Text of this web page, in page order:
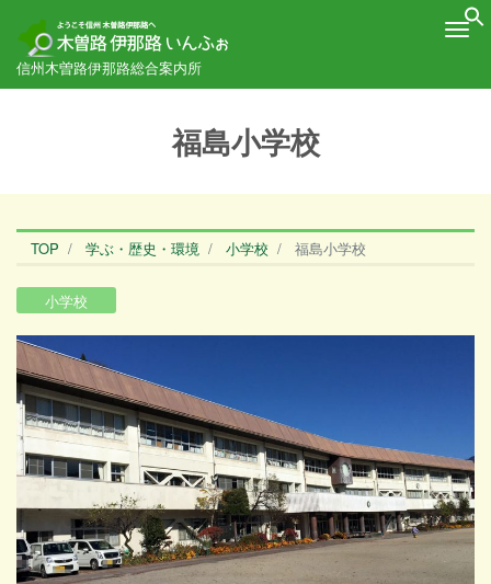
信州木曽路伊那路総合案内所
福島小学校
TOP 学ぶ・歴史・環境 小学校 福島小学校
小学校